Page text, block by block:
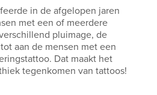
in de afgelopen jaren
met een of meerdere
pluimage, de
aan de mensen met een
Dat maakt het
tegenkomen van tattoos!